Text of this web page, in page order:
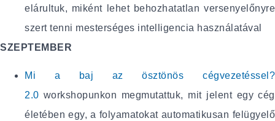
elárultuk, miként lehet behozhatatlan versenyelőnyre
szert tenni mesterséges intelligencia használatával
SZEPTEMBER
Mi a baj az ösztönös cégvezetéssel?
2.0 workshopunkon megmutattuk, mit jelent egy cég
életében egy, a folyamatokat automatikusan felügyelő